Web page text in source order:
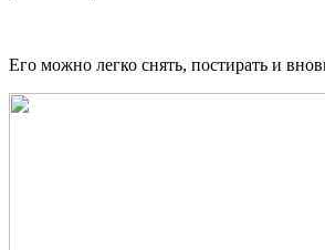
Его можно легко снять, постирать и